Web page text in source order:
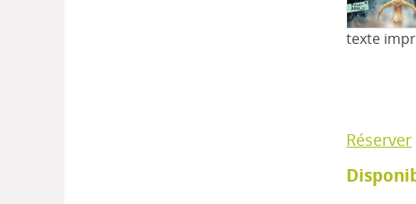
texte
Réserver